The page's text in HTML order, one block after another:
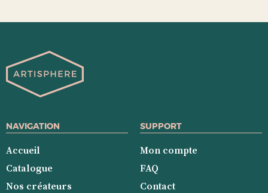
NAVIGATION
Accueil
Catalogue
Nos créateurs
SUPPORT
Mon compte
FAQ
Contact